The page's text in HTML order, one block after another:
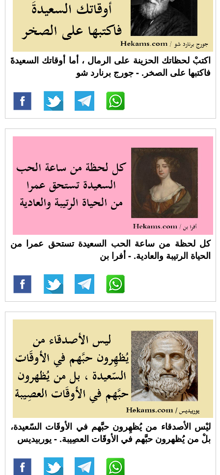
اكتبْ لحظاتك الحزينة على الرمال ، أما أوقاتك السعيدةَ
فاكتبها على الصخر. - جورج برنارد شو
كل لحظة من ساعة الحب السعيدة تستحق عمرا من
الحياة الرتيبة والعادية. - أفرا بن
ليْس الأصدقاء من يُظهِرون حبَّهم في الأوقَات السّعيدة،
بلْ من يُظهرون حبَّهم في الأوقَات العصِيبة. - يوربيديس